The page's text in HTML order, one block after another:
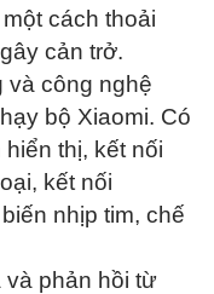
cách thoải
cản trở.
và công nghệ
bộ Xiaomi. Có
thị, kết nối
kết nối
nhịp tim, chế
phản hồi từ